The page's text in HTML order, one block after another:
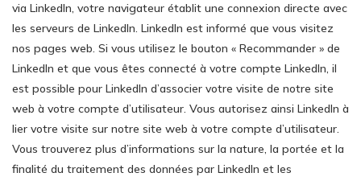
via LinkedIn, votre navigateur établit une connexion directe avec
les serveurs de LinkedIn. LinkedIn est informé que vous visitez
nos pages web. Si vous utilisez le bouton « Recommander » de
LinkedIn et que vous êtes connecté à votre compte LinkedIn, il
est possible pour LinkedIn d’associer votre visite de notre site
web à votre compte d’utilisateur. Vous autorisez ainsi LinkedIn à
lier votre visite sur notre site web à votre compte d’utilisateur.
Vous trouverez plus d’informations sur la nature, la portée et la
finalité du traitement des données par LinkedIn et les